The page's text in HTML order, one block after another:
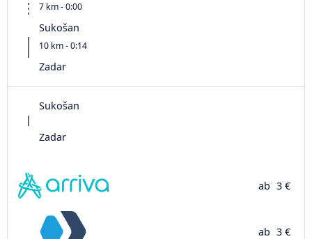
7 km - 0:00
Sukošan
10 km - 0:14
Zadar
Sukošan
Zadar
ab 3 €
ab 3 €